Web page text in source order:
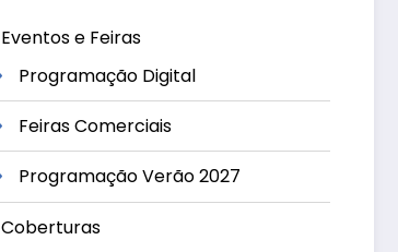
Eventos e Feiras
Programação Digital
Feiras Comerciais
Programação Verão 2027
Coberturas